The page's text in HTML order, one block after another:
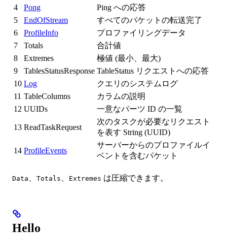
4
Pong
Ping への応答
5
EndOfStream
すべてのパケットの転送完了
6
ProfileInfo
プロファイリングデータ
7
Totals
合計値
8
Extremes
極値 (最小、最大)
9
TablesStatusResponse TableStatus リクエストへの応答
10 Log
クエリのシステムログ
11 TableColumns
カラムの説明
12 UUIDs 一意なパーツ ID の一覧
13 ReadTaskRequest
次のタスクが必要なリクエスト
を表す String (UUID)
14 ProfileEvents
サーバーからのプロファイルイ
ベントを含むパケット
Data Totals Extremes は圧縮できます。
Hello